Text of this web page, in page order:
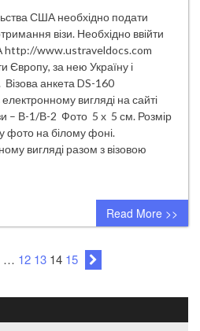
США необхідно подати
візи. Необхідно ввійти
http://www.ustraveldocs.com
Європу, за нею Україну і
анкета DS-160
вигляді на сайті
– В-1/В-2 Фото 5 х 5 см. Розмір
фото на білому фоні.
вигляді разом з візовою
0 comment
Read More >>
… 12 13 14 15